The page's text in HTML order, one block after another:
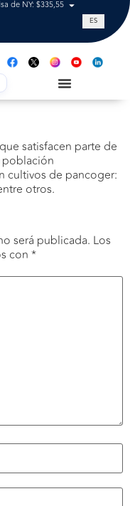
de NY: $335,55 Tasa de
ES
satisfacen parte de
población
cultivos de pancoger:
otros.
será publicada. Los
con *